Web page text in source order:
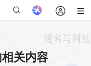
关内容